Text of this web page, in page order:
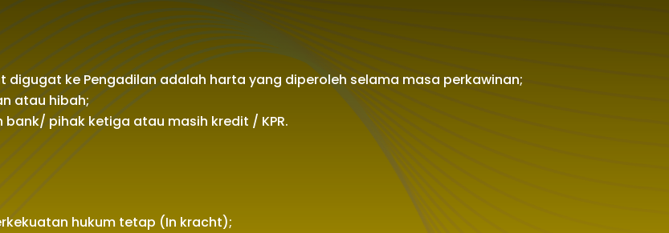
ke Pengadilan adalah harta yang diperoleh selama masa perkawinan;
atau hibah;
pihak ketiga atau masih kredit / KPR.
hukum tetap (In kracht);